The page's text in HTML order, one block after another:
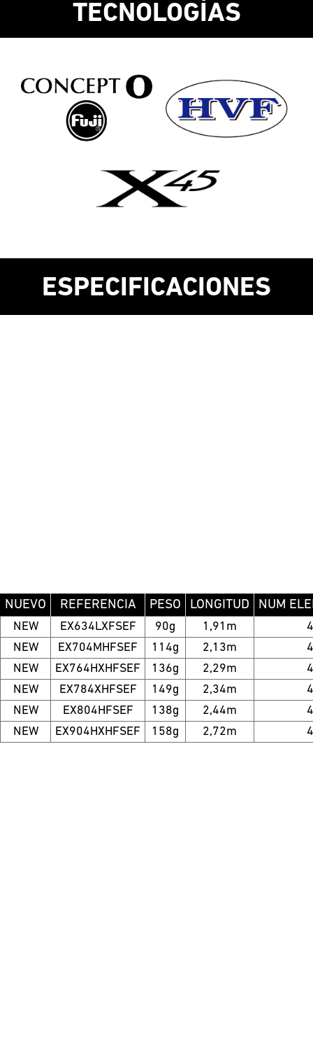
TECNOLOGÍAS
ESPECIFICACIONES
NUEVO REFERENCIA PESO LONGITUD NUM
NEW EX634LXFSEF 90g 1,91m
4
NEW
EX704MHFSEF 114g 2,13m
4
NEW
EX764HXHFSEF 136g 2,29m
4
NEW
EX784XHFSEF 149g 2,34m
4
NEW
EX804HFSEF 138g 2,44m
4
NEW
EX904HXHFSEF 158g 2,72m 4